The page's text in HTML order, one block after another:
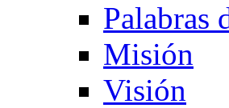
Palabras
Misión
Visión